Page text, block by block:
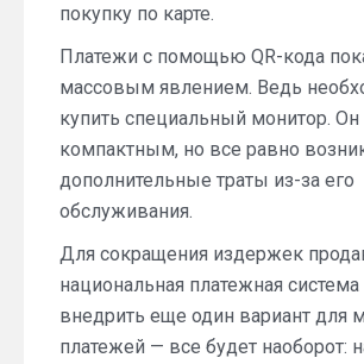
покупку по карте.
Платежи с помощью QR-кода
массовым явлением. Ведь
купить специальный монитор.
компактным, но все равно
дополнительные траты из-за его
обслуживания.
Для сокращения издержек
национальная платежная система
внедрить еще один вариант для
платежей — все будет наоборот: